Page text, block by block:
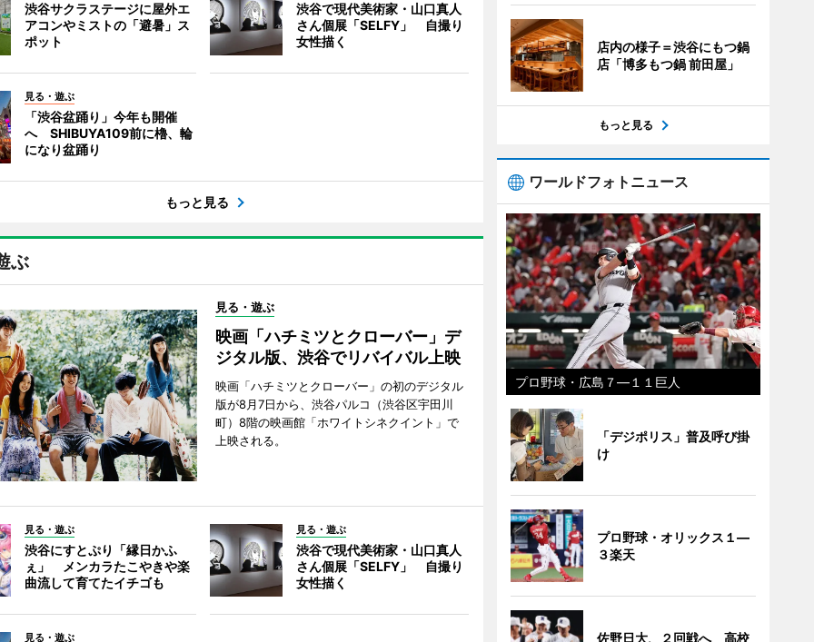
渋谷サクラステージに屋外エ
アコンやミストの「避暑」ス
ポット
渋谷で現代美術家・山口真人
さん個展「SELFY」 自撮り
女性描く
見る・遊ぶ
「渋谷盆踊り」今年も開催
へ SHIBUYA109前に櫓、輪
になり盆踊り
もっと見る
ぶ
見る・遊ぶ
映画「ハチミツとクローバー」デ
ジタル版、渋谷でリバイバル上映
映画「ハチミツとクローバー」の初のデジタル
版が8月7日から、渋谷パルコ（渋谷区宇田川
町）8階の映画館「ホワイトシネクイント」で
上映される。
見る・遊ぶ
渋谷にすとぷり「縁日かふ
ぇ」 メンカラたこやきや楽
曲流して育てたイチゴも
見る・遊ぶ
渋谷で現代美術家・山口真人
さん個展「SELFY」 自撮り
女性描く
見る・遊ぶ
店内の様子＝渋谷にもつ鍋
店「博多もつ鍋 前田屋」
もっと見る
ワールドフォトニュース
プロ野球・広島７―１１巨人
「デジポリス」普及呼び掛
け
プロ野球・オリックス１―
３楽天
佐野日大、２回戦へ 高校